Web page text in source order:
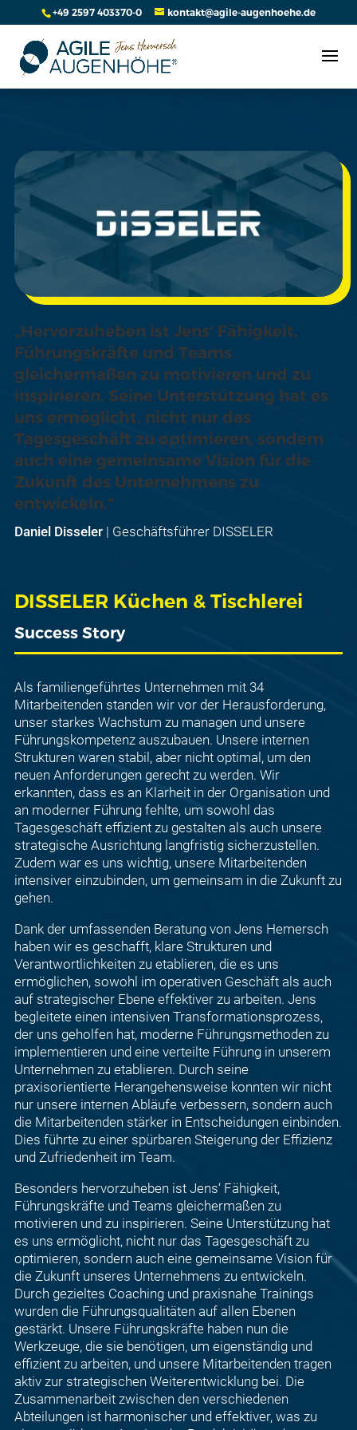
+49 2597 403370-0 kontakt@agile-augenhoehe.de
„Hervorzuheben ist Jens‘ Fähigkeit,
Führungskräfte und Teams
gleichermaßen zu motivieren und zu
inspirieren. Seine Unterstützung hat es
uns ermöglicht, nicht nur das
Tagesgeschäft zu optimieren, sondern
auch eine gemeinsame Vision für die
Zukunft des Unternehmens zu
entwickeln.“
Daniel Disseler| Geschäftsführer DISSELER
DISSELER Küchen & Tischlerei
Success Story
Als familiengeführtes Unternehmen mit 34
Mitarbeitenden standen wir vor der Herausforderung,
unser starkes Wachstum zu managen und unsere
Führungskompetenz auszubauen. Unsere internen
Strukturen waren stabil, aber nicht optimal, um den
neuen Anforderungen gerecht zu werden. Wir
erkannten, dass es an Klarheit in der Organisation und
an moderner Führung fehlte, um sowohl das
Tagesgeschäft effizient zu gestalten als auch unsere
strategische Ausrichtung langfristig sicherzustellen.
Zudem war es uns wichtig, unsere Mitarbeitenden
intensiver einzubinden, um gemeinsam in die Zukunft zu
gehen.
Dank der umfassenden Beratung von Jens Hemersch
haben wir es geschafft, klare Strukturen und
Verantwortlichkeiten zu etablieren, die es uns
ermöglichen, sowohl im operativen Geschäft als auch
auf strategischer Ebene effektiver zu arbeiten. Jens
begleitete einen intensiven Transformationsprozess,
der uns geholfen hat, moderne Führungsmethoden zu
implementieren und eine verteilte Führung in unserem
Unternehmen zu etablieren. Durch seine
praxisorientierte Herangehensweise konnten wir nicht
nur unsere internen Abläufe verbessern, sondern auch
die Mitarbeitenden stärker in Entscheidungen einbinden.
Dies führte zu einer spürbaren Steigerung der Effizienz
und Zufriedenheit im Team.
Besonders hervorzuheben ist Jens‘ Fähigkeit,
Führungskräfte und Teams gleichermaßen zu
motivieren und zu inspirieren. Seine Unterstützung hat
es uns ermöglicht, nicht nur das Tagesgeschäft zu
optimieren, sondern auch eine gemeinsame Vision für
die Zukunft unseres Unternehmens zu entwickeln.
Durch gezieltes Coaching und praxisnahe Trainings
wurden die Führungsqualitäten auf allen Ebenen
gestärkt. Unsere Führungskräfte haben nun die
Werkzeuge, die sie benötigen, um eigenständig und
effizient zu arbeiten, und unsere Mitarbeitenden tragen
aktiv zur strategischen Weiterentwicklung bei. Die
Zusammenarbeit zwischen den verschiedenen
Abteilungen ist harmonischer und effektiver, was zu